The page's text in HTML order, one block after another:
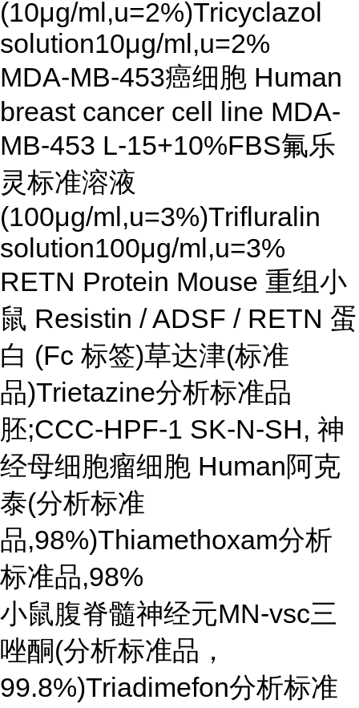
(10μg/ml,u=2%)Tricyclazol
solution10μg/ml,u=2%
MDA-MB-453癌细胞 Human
breast cancer cell line MDA-
MB-453 L-15+10%FBS氟乐
灵标准溶液
(100μg/ml,u=3%)Trifluralin
solution100μg/ml,u=3%
RETN Protein Mouse 重组小
鼠 Resistin / ADSF / RETN 蛋
白 (Fc 标签)草达津(标准
品)Trietazine分析标准品
胚;CCC-HPF-1 SK-N-SH, 神
经母细胞瘤细胞 Human阿克
泰(分析标准
品,98%)Thiamethoxam分析
标准品,98%
小鼠腹脊髓神经元MN-vsc三
唑酮(分析标准品，
99.8%)Triadimefon分析标准